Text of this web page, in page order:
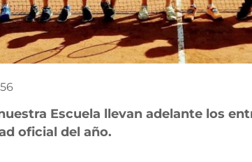
Escuela llevan adelante los
oficial del año.